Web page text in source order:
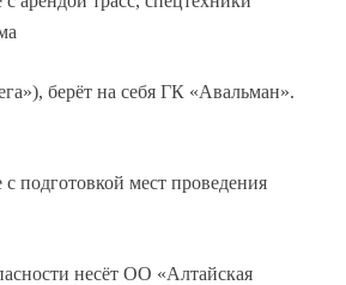
берёт на себя ГК «Авальман».
подготовкой мест проведения
несёт ОО «Алтайская